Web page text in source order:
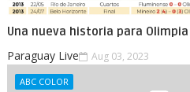
Una nueva historia para Olimpia
Paraguay Live Aug 03, 2023
ABC COLOR